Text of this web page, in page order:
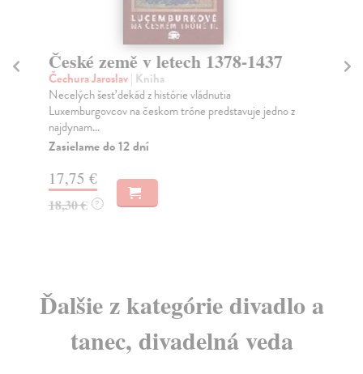
České země v letech 1378-1437
Čechura Jaroslav| Kniha
Necelých šesť dekád z histórie vládnutia
Luxemburgovcov na českom tróne predstavuje jedno z
najdynam...
Zasielame do 12 dní
17,75 €
18,30 € ?
Ďalšie z kategórie divadlo a
tanec, divadelná veda